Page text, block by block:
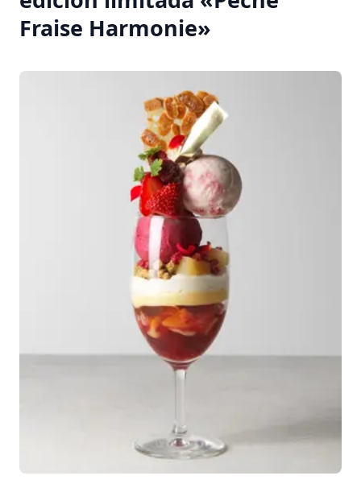
Fraise Harmonie»